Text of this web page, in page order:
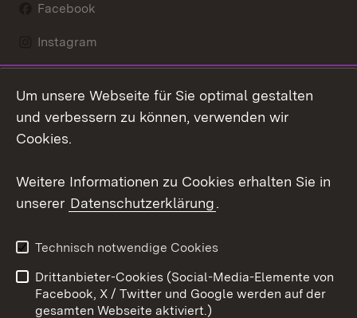
Facebook
Instagram
Mastodon
Youtube
Kontakt
Datenschutz
Barrierefreiheit
Impressum Cookies
Um unsere Webseite für Sie optimal gestalten
und verbessern zu können, verwenden wir
Cookies.
Weitere Informationen zu Cookies erhalten Sie in
unserer Datenschutzerklärung.
Technisch notwendige Cookies
Drittanbieter-Cookies (Social-Media-Elemente von
Facebook, X / Twitter und Google werden auf der
gesamten Webseite aktiviert.)